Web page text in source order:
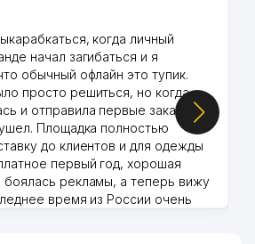
когда личный
начал загибаться и я
обычный офлайн это тупик.
просто решиться, но когда
и отправила первые заказы,
Площадка полностью
до клиентов и для одежды
первый год, хорошая
рекламы, а теперь вижу
время из России очень